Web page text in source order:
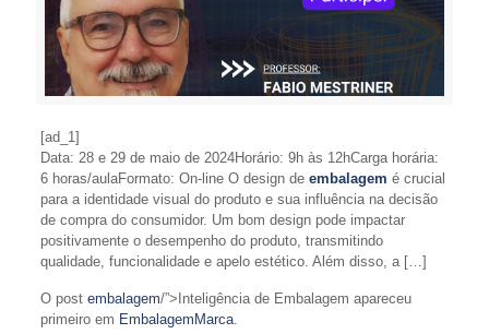
[ad_1]
Data: 28 e 29 de maio de 2024Horário: 9h às 12hCarga horária:
6 horas/aulaFormato: On-line O design de embalagem é crucial
para a identidade visual do produto e sua influência na decisão
de compra do consumidor. Um bom design pode impactar
positivamente o desempenho do produto, transmitindo
qualidade, funcionalidade e apelo estético. Além disso, a […]
O post embalagem/”>Inteligência de Embalagem apareceu
primeiro em EmbalagemMarca.